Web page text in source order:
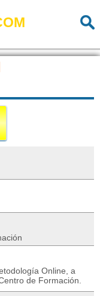
Online, a
de Formación.